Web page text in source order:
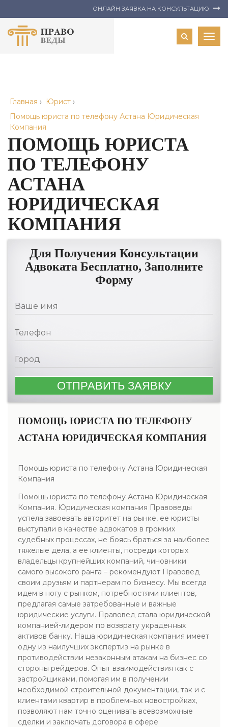
ОНЛАЙН ЗАЯВКА НА КОНСУЛЬТАЦИЮ
Главная › Юрист ›
Помощь юриста по телефону Астана Юридическая
Компания
ПОМОЩЬ ЮРИСТА
ПО ТЕЛЕФОНУ
АСТАНА
ЮРИДИЧЕСКАЯ
КОМПАНИЯ
Для Получения Консультации
Адвоката Бесплатно, Заполните
Форму
ПОМОЩЬ ЮРИСТА ПО ТЕЛЕФОНУ
АСТАНА ЮРИДИЧЕСКАЯ КОМПАНИЯ
Помощь юриста по телефону Астана Юридическая
Компания
Помощь юриста по телефону Астана Юридическая
Компания. Юридическая компания Правоведы
успела завоевать авторитет на рынке, ее юристы
выступали в качестве адвокатов в громких
судебных процессах, не боясь браться за наиболее
тяжелые дела, а ее клиенты, посреди которых
владельцы крупнейших компаний, чиновники
самого высокого ранга – рекомендуют Правовед
своим друзьям и партнерам по бизнесу. Мы всегда
идем в ногу с рынком, потребностями клиентов,
предлагая самые затребованные и важные
юридические услуги. Правовед стала юридической
компанией-лидером по возврату украденных
активов банку. Наша юридическая компания имеет
одну из наилучших экспертиз на рынке в
противодействии незаконным атакам на бизнес со
стороны рейдеров. Опыт взаимодействия как с
застройщиками, помогая им в получении
необходимой строительной документации, так и с
клиентами квартир в проблемных новостройках,
позволяют нам точно оценивать всевозможные
сделки и заключать договора в сфере